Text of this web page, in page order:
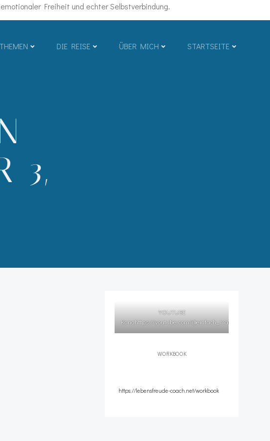
Freiheit und echter Selbstverbindung.
THEMEN DIE REISE ÜBER MICH STARTSEITE
3,
YOUTUBE
Kanahttps://youtube.com/@einfach_manifestieren
WORKBOOK
https://lebensfreude-coach.net/workbook